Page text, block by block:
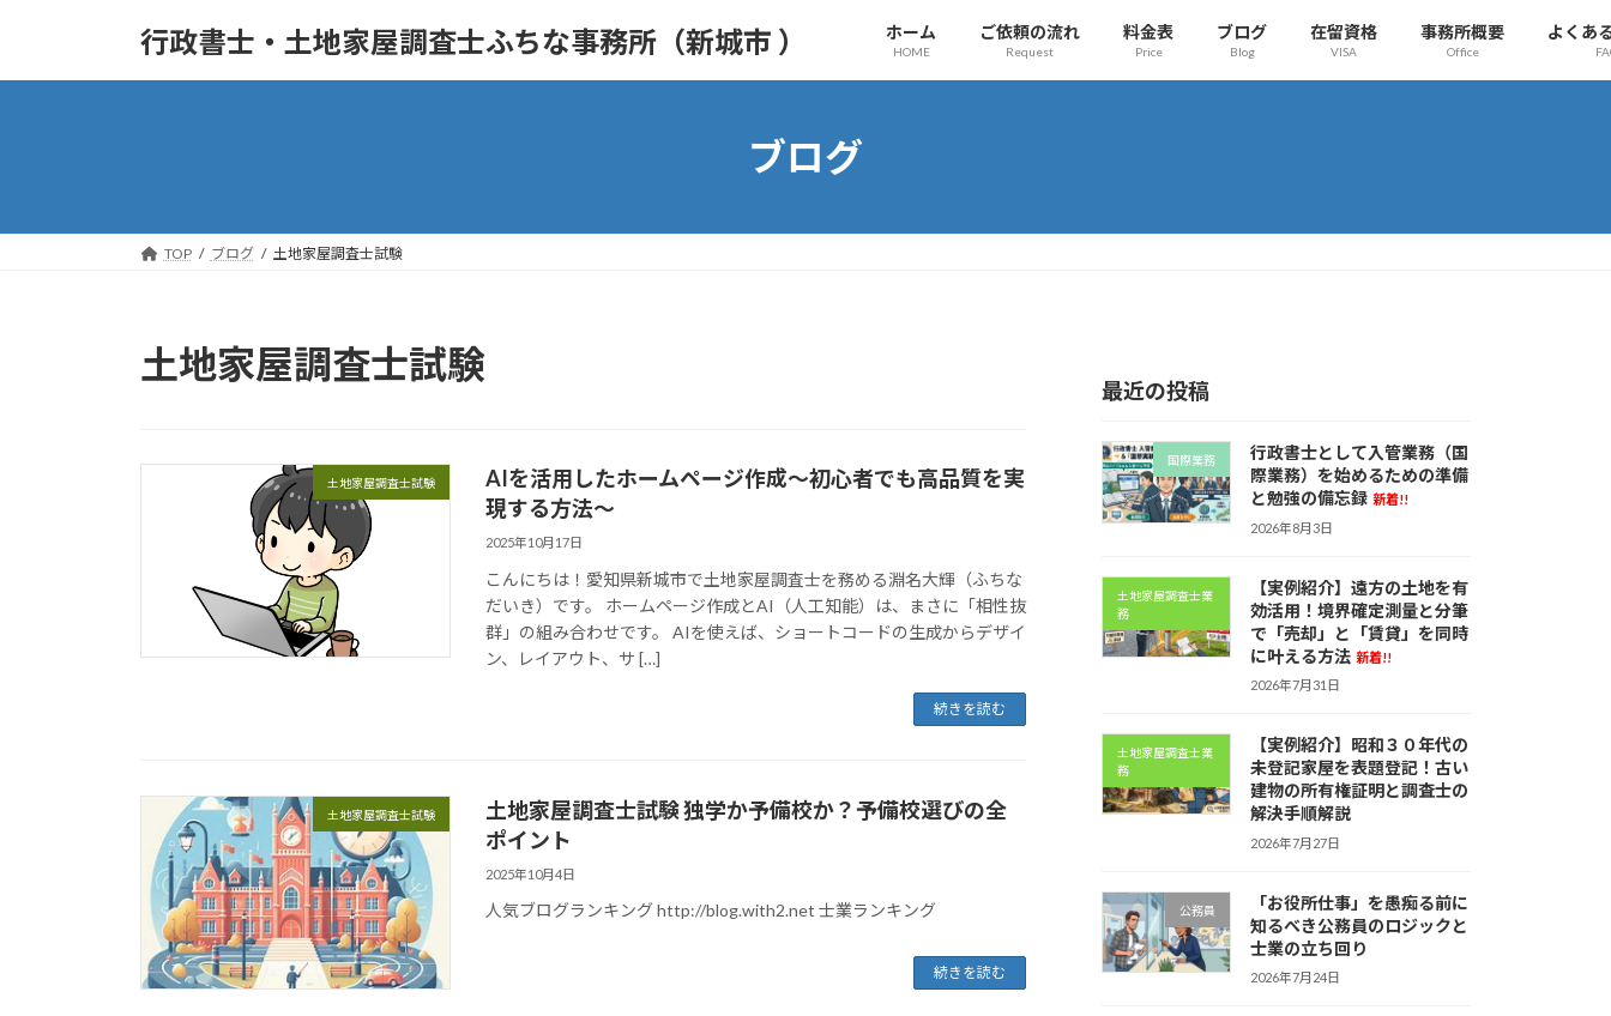
行政書士・土地家屋調査士ふちな事務所（新城市 ） ホーム
HOME
ご依頼の流れ
Request
料金表
Price
ブログ
Blog
在留資格
VISA
事務所概要
Office
よくあ
ブログ
TOP ブログ 土地家屋調査士試験
土地家屋調査士試験
土地家屋調査士試験
AIを活用したホームページ作成～初心者でも高品質を実
現する方法～
2025年10月17日
こんにちは！愛知県新城市で土地家屋調査士を務める淵名大輝（ふちな
だいき）です。 ホームページ作成とAI（人工知能）は、まさに「相性抜
群」の組み合わせです。 AIを使えば、ショートコードの生成からデザイ
ン、レイアウト、サ […]
続きを読む
土地家屋調査士試験
土地家屋調査士試験 独学か予備校か？予備校選びの全
ポイント
2025年10月4日
人気ブログランキング http://blog.with2.net 士業ランキング
続きを読む
最近の投稿
国際業務
行政書士として入管業務（国
際業務）を始めるための準備
と勉強の備忘録 新着!!
2026年8月3日
土地家屋調査士業
務
【実例紹介】遠方の土地を有
効活用！境界確定測量と分筆
で「売却」と「賃貸」を同時
に叶える方法 新着!!
2026年7月31日
土地家屋調査士業
務
【実例紹介】昭和３０年代の
未登記家屋を表題登記！古い
建物の所有権証明と調査士の
解決手順解説
2026年7月27日
公務員
「お役所仕事」を愚痴る前に
知るべき公務員のロジックと
士業の立ち回り
2026年7月24日